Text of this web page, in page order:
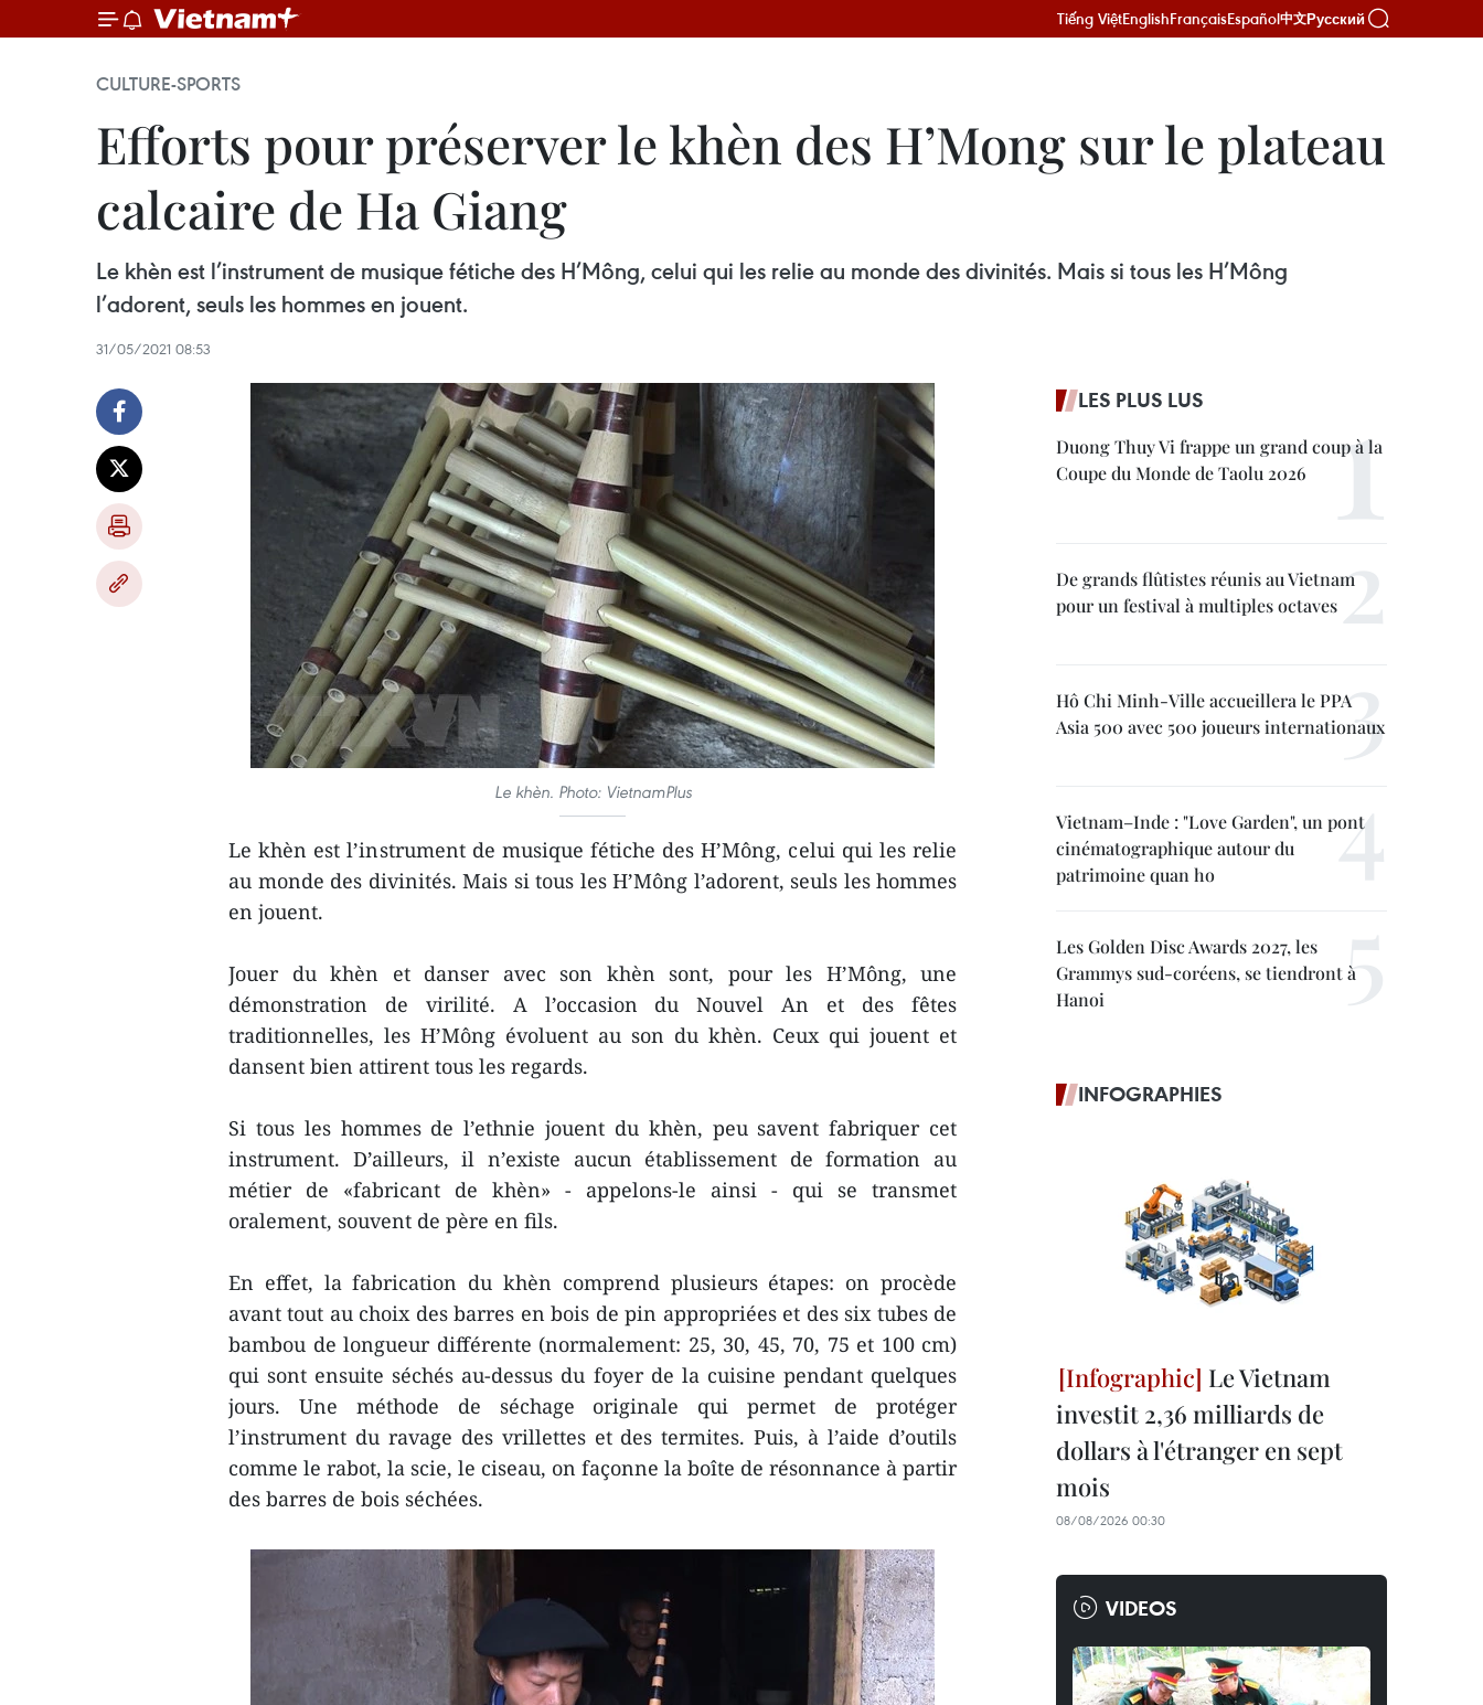
Tiếng ViệtEnglishFrançaisEspañol中文Русский
CULTURE-SPORTS
Efforts pour préserver le khèn des H’Mong sur le plateau
calcaire de Ha Giang
Le khèn est l’instrument de musique fétiche des H’Mông, celui qui les relie au monde des divinités. Mais si tous les H’Mông
l’adorent, seuls les hommes en jouent.
31/05/2021 08:53
Le khèn. Photo: VietnamPlus
Le khèn est l’instrument de musique fétiche des H’Mông, celui qui les relie
au monde des divinités. Mais si tous les H’Mông l’adorent, seuls les hommes
en jouent.
Jouer du khèn et danser avec son khèn sont, pour les H’Mông, une
démonstration de virilité. A l’occasion du Nouvel An et des fêtes
traditionnelles, les H’Mông évoluent au son du khèn. Ceux qui jouent et
dansent bien attirent tous les regards.
Si tous les hommes de l’ethnie jouent du khèn, peu savent fabriquer cet
instrument. D’ailleurs, il n’existe aucun établissement de formation au
métier de «fabricant de khèn» - appelons-le ainsi - qui se transmet
oralement, souvent de père en fils.
En effet, la fabrication du khèn comprend plusieurs étapes: on procède
avant tout au choix des barres en bois de pin appropriées et des six tubes de
bambou de longueur différente (normalement: 25, 30, 45, 70, 75 et 100 cm)
qui sont ensuite séchés au-dessus du foyer de la cuisine pendant quelques
jours. Une méthode de séchage originale qui permet de protéger
l’instrument du ravage des vrillettes et des termites. Puis, à l’aide d’outils
comme le rabot, la scie, le ciseau, on façonne la boîte de résonnance à partir
des barres de bois séchées.
LES PLUS LUS
Duong Thuy Vi frappe un grand coup à la
Coupe du Monde de Taolu 2026
De grands flûtistes réunis au Vietnam
pour un festival à multiples octaves
Hô Chi Minh-Ville accueillera le PPA
Asia 500 avec 500 joueurs internationaux
Vietnam–Inde : "Love Garden", un pont
cinématographique autour du
patrimoine quan ho
Les Golden Disc Awards 2027, les
Grammys sud-coréens, se tiendront à
Hanoi
INFOGRAPHIES
Le Vietnam
investit 2,36 milliards de
dollars à l'étranger en sept
mois
08/08/2026 00:30
VIDEOS